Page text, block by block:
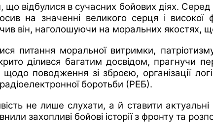
що відбулися в сучасних бойових діях.
на значенні великого серця і високої
він, наголошуючи на моральних якостях,
питання моральної витримки,
ділився багатим досвідом, прагнучи
поводження зі зброєю, організації
боротьби (РЕБ).
не лише слухати, а й ставити
захопливі бойові історії з фронту та